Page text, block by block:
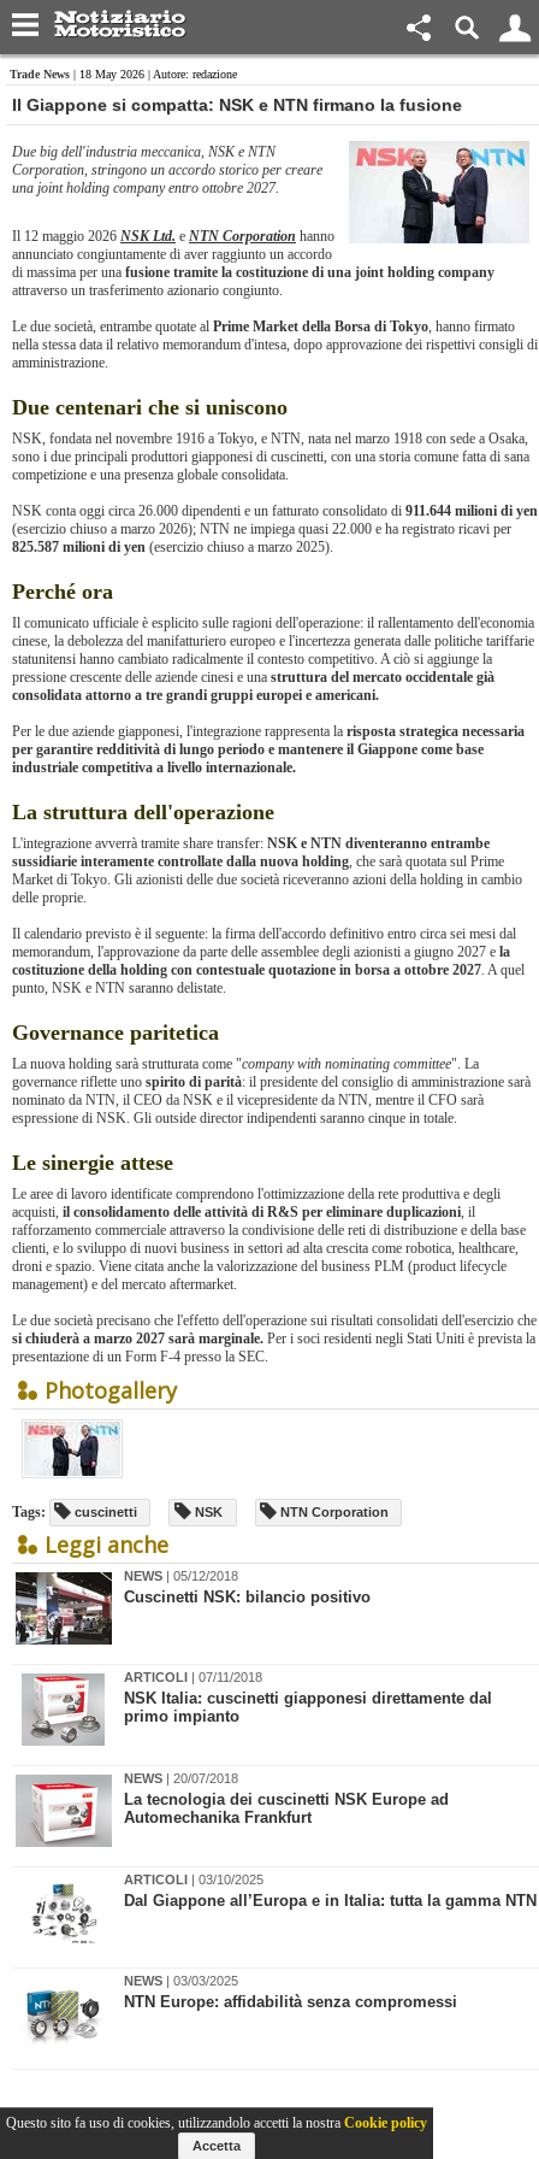
Trade News | 18 May 2026 | Autore: redazione
​Il Giappone si compatta: NSK e NTN firmano la fusione
Due big dell'industria meccanica, NSK e NTN
Corporation, stringono un accordo storico per creare
una joint holding company entro ottobre 2027.
Il 12 maggio 2026 NSK Ltd. e NTN Corporation hanno
annunciato congiuntamente di aver raggiunto un accordo
di massima per una fusione tramite la costituzione di una joint holding company
attraverso un trasferimento azionario congiunto.
Le due società, entrambe quotate al Prime Market della Borsa di Tokyo, hanno firmato
nella stessa data il relativo memorandum d'intesa, dopo approvazione dei rispettivi consigli di
amministrazione.
Due centenari che si uniscono
NSK, fondata nel novembre 1916 a Tokyo, e NTN, nata nel marzo 1918 con sede a Osaka,
sono i due principali produttori giapponesi di cuscinetti, con una storia comune fatta di sana
competizione e una presenza globale consolidata.
NSK conta oggi circa 26.000 dipendenti e un fatturato consolidato di 911.644 milioni di yen
(esercizio chiuso a marzo 2026); NTN ne impiega quasi 22.000 e ha registrato ricavi per
825.587 milioni di yen (esercizio chiuso a marzo 2025).
Perché ora
Il comunicato ufficiale è esplicito sulle ragioni dell'operazione: il rallentamento dell'economia
cinese, la debolezza del manifatturiero europeo e l'incertezza generata dalle politiche tariffarie
statunitensi hanno cambiato radicalmente il contesto competitivo. A ciò si aggiunge la
pressione crescente delle aziende cinesi e una struttura del mercato occidentale già
consolidata attorno a tre grandi gruppi europei e americani.
Per le due aziende giapponesi, l'integrazione rappresenta la risposta strategica necessaria
per garantire redditività di lungo periodo e mantenere il Giappone come base
industriale competitiva a livello internazionale.
La struttura dell'operazione
L'integrazione avverrà tramite share transfer: NSK e NTN diventeranno entrambe
sussidiarie interamente controllate dalla nuova holding, che sarà quotata sul Prime
Market di Tokyo. Gli azionisti delle due società riceveranno azioni della holding in cambio
delle proprie.
Il calendario previsto è il seguente: la firma dell'accordo definitivo entro circa sei mesi dal
memorandum, l'approvazione da parte delle assemblee degli azionisti a giugno 2027 e la
costituzione della holding con contestuale quotazione in borsa a ottobre 2027. A quel
punto, NSK e NTN saranno delistate.
Governance paritetica
La nuova holding sarà strutturata come "company with nominating committee". La
governance riflette uno spirito di parità: il presidente del consiglio di amministrazione sarà
nominato da NTN, il CEO da NSK e il vicepresidente da NTN, mentre il CFO sarà
espressione di NSK. Gli outside director indipendenti saranno cinque in totale.
Le sinergie attese
Le aree di lavoro identificate comprendono l'ottimizzazione della rete produttiva e degli
acquisti, il consolidamento delle attività di R&S per eliminare duplicazioni, il
rafforzamento commerciale attraverso la condivisione delle reti di distribuzione e della base
clienti, e lo sviluppo di nuovi business in settori ad alta crescita come robotica, healthcare,
droni e spazio. Viene citata anche la valorizzazione del business PLM (product lifecycle
management) e del mercato aftermarket.
Le due società precisano che l'effetto dell'operazione sui risultati consolidati dell'esercizio che
si chiuderà a marzo 2027 sarà marginale. Per i soci residenti negli Stati Uniti è prevista la
presentazione di un Form F-4 presso la SEC.
Photogallery
Tags: cuscinetti NSK NTN Corporation
Leggi anche
NEWS | 05/12/2018
Cuscinetti NSK: bilancio positivo
ARTICOLI | 07/11/2018
​NSK Italia: cuscinetti giapponesi direttamente dal
primo impianto
NEWS | 20/07/2018
​La tecnologia dei cuscinetti NSK Europe ad
Automechanika Frankfurt
ARTICOLI | 03/10/2025
Dal Giappone all’Europa e in Italia: tutta la gamma NTN
NEWS | 03/03/2025
​NTN Europe: affidabilità senza compromessi
2011-2026© Collins Editore - P.Iva 13142370157
Questo sito fa uso di cookies, utilizzandolo accetti la nostra Cookie policy
Accetta